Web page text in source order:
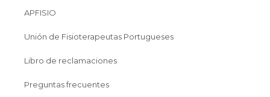
APFISIO
Unión de Fisioterapeutas Portugueses
Libro de reclamaciones
Preguntas frecuentes